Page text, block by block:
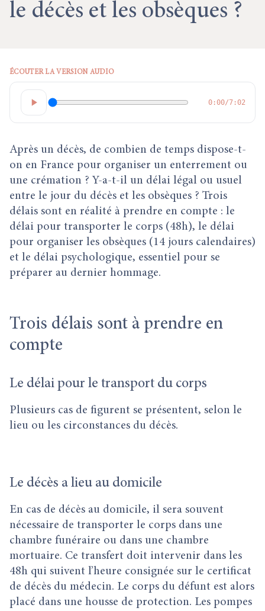
le décès et les obsèques ?
ÉCOUTER LA VERSION AUDIO
0:00/7:02
Après un décès, de combien de temps dispose-t-
on en France pour organiser un enterrement ou
une crémation ? Y-a-t-il un délai légal ou usuel
entre le jour du décès et les obsèques ? Trois
délais sont en réalité à prendre en compte : le
délai pour transporter le corps (48h), le délai
pour organiser les obsèques (14 jours calendaires)
et le délai psychologique, essentiel pour se
préparer au dernier hommage.
Trois délais sont à prendre en
compte
Le délai pour le transport du corps
Plusieurs cas de figurent se présentent, selon le
lieu ou les circonstances du décès.
Le décès a lieu au domicile
En cas de décès au domicile, il sera souvent
nécessaire de transporter le corps dans une
chambre funéraire ou dans une chambre
mortuaire. Ce transfert doit intervenir dans les
48h qui suivent l’heure consignée sur le certificat
de décès du médecin. Le corps du défunt est alors
placé dans une housse de protection. Les pompes